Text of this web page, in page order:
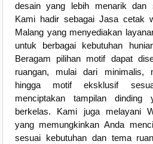
desain yang lebih menarik dan
Kami hadir sebagai Jasa cetak
Malang yang menyediakan
untuk berbagai kebutuhan
Beragam pilihan motif dapat
ruangan, mulai dari minimalis,
hingga motif eksklusif
menciptakan tampilan
berkelas. Kami juga melayani
yang memungkinkan Anda
sesuai kebutuhan dan tema